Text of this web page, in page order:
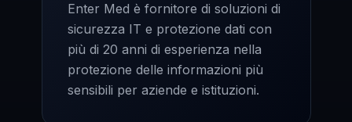
Enter Med è fornitore di soluzioni di
sicurezza IT e protezione dati con
più di 20 anni di esperienza nella
protezione delle informazioni più
sensibili per aziende e istituzioni.